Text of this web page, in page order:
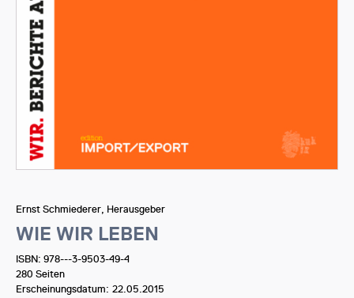
Ernst Schmiederer, Herausgeber
WIE WIR LEBEN
ISBN: 978---3-9503-49-4
280 Seiten
Erscheinungsdatum: 22.05.2015